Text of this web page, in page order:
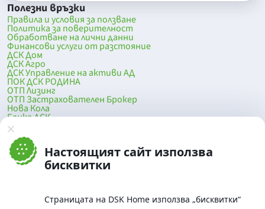
Настоящият сайт използва
бисквитки
Страницата на DSK Home използва „бисквитки“
Полезни връзки
Правила и условия за ползване
Политика за поверителност
Обработване на лични данни
Финансови услуги от разстояние
ДСК Дом
ДСК Агро
ДСК Управление на активи АД
ПОК ДСК РОДИНА
ОТП Лизинг
ОТП Застрахователен Брокер
Нова Кола
Банка ДСК
DSK Mobile
Оферти за продажба от Банка ДСК
Клонова мрежа и банкомати
До началото на страницата